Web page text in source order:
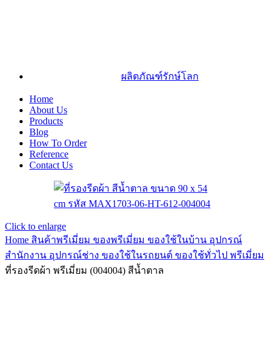
ผลิตภัณฑ์รักษ์โลก
Home
About Us
Products
Blog
How To Order
Reference
Contact Us
Click to enlarge
Home สินค้าพรีเมี่ยม ของพรีเมี่ยม ของใช้ในบ้าน อุปกรณ์
สำนักงาน อุปกรณ์ช่าง ของใช้ในรถยนต์ ของใช้ทั่วไป พรีเมี่ยม
ที่รองรีดผ้า พรีเมี่ยม (004004) สีน้ำตาล